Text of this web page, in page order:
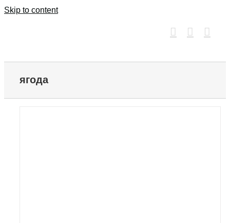
Skip to content
ягода